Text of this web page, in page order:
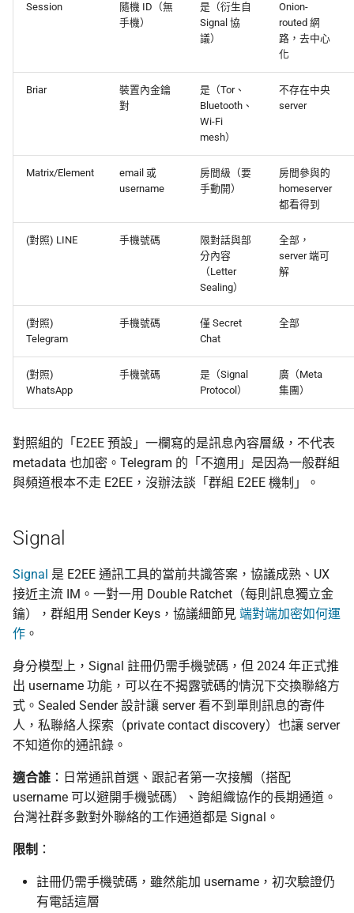
Session
隨機 ID（無
手機）
是（衍生自
Signal 協
議）
Onion-
routed 網
路，去中心
化
Briar
裝置內金鑰
對
是（Tor、
Bluetooth、
Wi-Fi
mesh）
不存在中央
server
Matrix/Element
email 或
username
房間級（要
手動開）
房間參與的
homeserver
都看得到
(對照) LINE 手機號碼
限對話與部
分內容
（Letter
Sealing）
全部，
server 端可
解
(對照)
Telegram
手機號碼
僅 Secret
Chat
全部
(對照)
WhatsApp
手機號碼
是（Signal
Protocol）
廣（Meta
集團）
對照組的「E2EE 預設」一欄寫的是訊息內容層級，不代表
metadata 也加密。Telegram 的「不適用」是因為一般群組
與頻道根本不走 E2EE，沒辦法談「群組 E2EE 機制」。
Signal
Signal 是 E2EE 通訊工具的當前共識答案，協議成熟、UX
接近主流 IM。一對一用 Double Ratchet（每則訊息獨立金
鑰），群組用 Sender Keys，協議細節見 端對端加密如何運
作 。
身分模型上，Signal 註冊仍需手機號碼，但 2024 年正式推
出 username 功能，可以在不揭露號碼的情況下交換聯絡方
式。Sealed Sender 設計讓 server 看不到單則訊息的寄件
人，私聯絡人探索（private contact discovery）也讓 server
不知道你的通訊錄。
適合誰 ：日常通訊首選、跟記者第一次接觸（搭配
username 可以避開手機號碼）、跨組織協作的長期通道。
台灣社群多數對外聯絡的工作通道都是 Signal。
限制 ：
註冊仍需手機號碼，雖然能加 username，初次驗證仍
有電話這層